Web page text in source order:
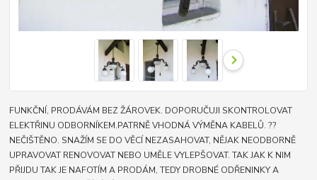
FUNKČNÍ, PRODÁVÁM BEZ ŽÁROVEK. DOPORUČUJI SKONTROLOVAT
ELEKTŘINU ODBORNÍKEM.PATRNĚ VHODNÁ VÝMĚNA KABELŮ. ??
NEČIŠTĚNO. SNAŽÍM SE DO VĚCÍ NEZASAHOVAT, NĚJAK NEODBORNĚ
UPRAVOVAT RENOVOVAT NEBO UMĚLE VYLEPŠOVAT. TAK JAK K NIM
PŘIJDU TAK JE NAFOTÍM A PRODÁM, TEDY DROBNÉ ODŘENINKY A